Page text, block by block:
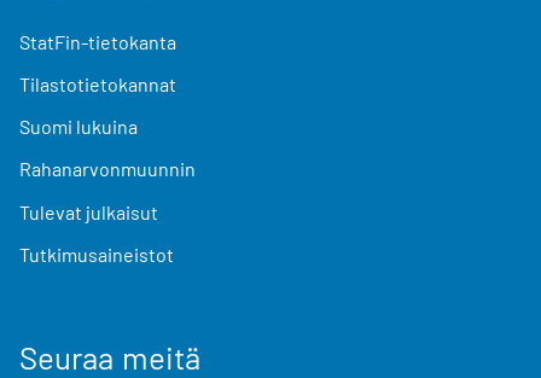
StatFin-tietokanta
Tilastotietokannat
Suomi lukuina
Rahanarvonmuunnin
Tulevat julkaisut
Tutkimusaineistot
Seuraa meitä